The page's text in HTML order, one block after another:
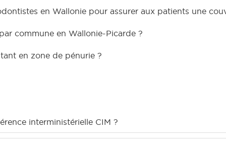
en Wallonie pour assurer aux patients une
commune en Wallonie-Picarde ?
en zone de pénurie ?
interministérielle CIM ?